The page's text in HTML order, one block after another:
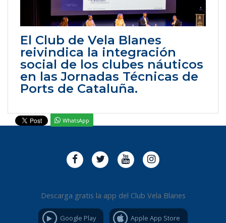
El Club de Vela Blanes
reivindica la integración
social de los clubes náuticos
en las Jornadas Técnicas de
Ports de Cataluña.
WhatsApp
Descarga gratis la app del Club Vela Blanes
Google Play Apple App Store